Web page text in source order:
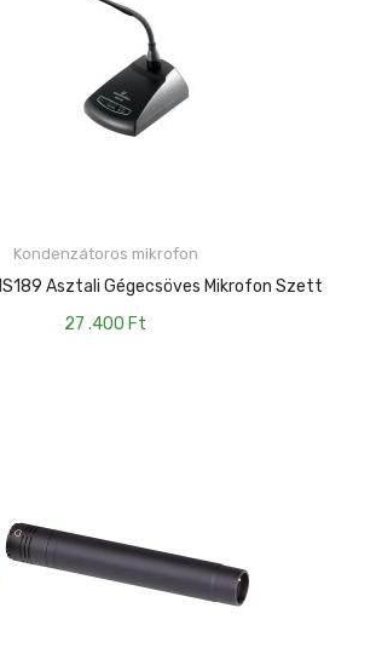
Kondenzátoros mikrofon
Asztali Gégecsöves Mikrofon Szett
27 .400 Ft